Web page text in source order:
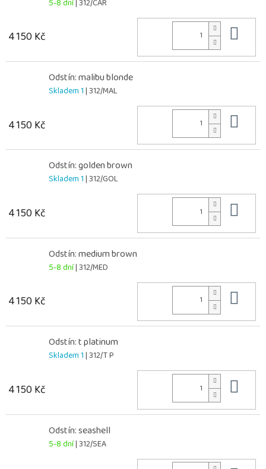
5-8 dní| 312/CAR
4 150 Kč
Odstín: malibu blonde
Skladem 1| 312/MAL
4 150 Kč
Odstín: golden brown
Skladem 1| 312/GOL
4 150 Kč
Odstín: medium brown
5-8 dní| 312/MED
4 150 Kč
Odstín: t platinum
Skladem 1| 312/T P
4 150 Kč
Odstín: seashell
5-8 dní| 312/SEA